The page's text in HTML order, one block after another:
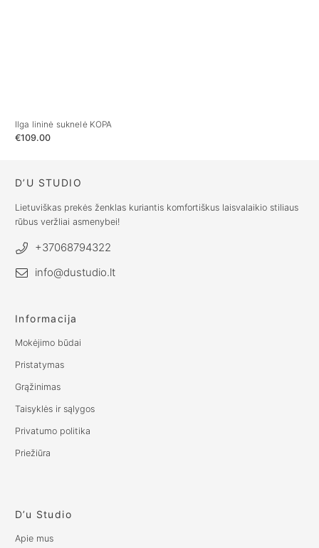
Ilga lininė suknelė KOPA
€109.00
D’U STUDIO
Lietuviškas prekės ženklas kuriantis komfortiškus laisvalaikio stiliaus
rūbus veržliai asmenybei!
+37068794322
info@dustudio.lt
Informacija
Mokėjimo būdai
Pristatymas
Grąžinimas
Taisyklės ir sąlygos
Privatumo politika
Priežiūra
D’u Studio
Apie mus